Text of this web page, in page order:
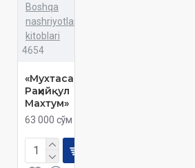
Boshqa
nashriyotlar
kitoblari
4654
«Мухтасар
Раҳийқул
Махтум»
63 000 сўм